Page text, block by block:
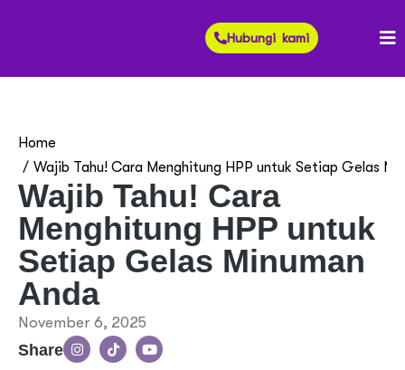
Hubungi kami
You are here:
Home
Wajib Tahu! Cara Menghitung HPP untuk Setiap Gelas
Wajib Tahu! Cara
Menghitung HPP untuk
Setiap Gelas Minuman
Anda
November 6, 2025
Share